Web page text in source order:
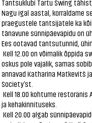
Tantsuklubi Tartu Swing
Nagu igal aastal, korraldame
praegustele tantsijatele ka
tänavune sünnipäevapidu on
Ees ootavad tantsutunnid,
Kell 12.00 on võimalik õppida
oskus pole vajalik, samas
annavad Katharina Matkevitš
Society’st.
Kell 18.00 kohtume
ja kehakinnituseks.
Kell 20.00 algab